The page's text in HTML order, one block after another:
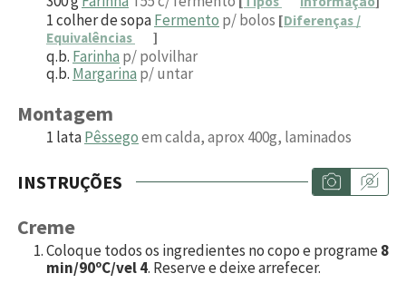
1colher de sopaFermento p/ bolos [Diferenças /
Equivalências
]
q.b. Farinha p/ polvilhar
q.b. Margarina p/ untar
Montagem
1 lataPêssegoem calda, aprox 400g, laminados
INSTRUÇÕES
Creme
Coloque todos os ingredientes no copo e programe8
min/90ºC/vel 4. Reserve e deixe arrefecer.